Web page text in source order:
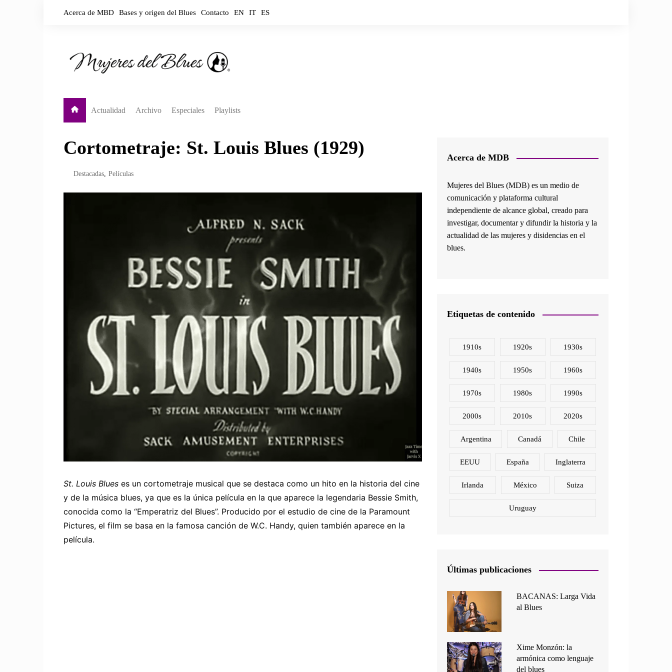
Acerca de MBD Bases y origen del Blues Contacto EN IT ES
Actualidad
Noticias
Archivo
Biografías por década
Especiales Playlists
YouTube Music
Cortometraje: St. Louis Blues (1929)
Destacadas, Películas
St. Louis Blues es un cortometraje musical que se destaca como un hito en la historia del cine
y de la música blues, ya que es la única película en la que aparece la legendaria Bessie Smith,
conocida como la “Emperatriz del Blues”. Producido por el estudio de cine de la Paramount
Pictures, el film se basa en la famosa canción de W.C. Handy, quien también aparece en la
película.
Acerca de MDB
Mujeres del Blues (MDB) es un medio de
comunicación y plataforma cultural
independiente de alcance global, creado para
investigar, documentar y difundir la historia y la
actualidad de las mujeres y disidencias en el
blues.
Etiquetas de contenido
1910s 1920s 1930s
1940s 1950s 1960s
1970s 1980s 1990s
2000s 2010s 2020s
Argentina Canadá Chile
EEUU España Inglaterra
Irlanda México Suiza
Uruguay
Últimas publicaciones
BACANAS: Larga Vida
al Blues
Xime Monzón: la
armónica como lenguaje
del blues